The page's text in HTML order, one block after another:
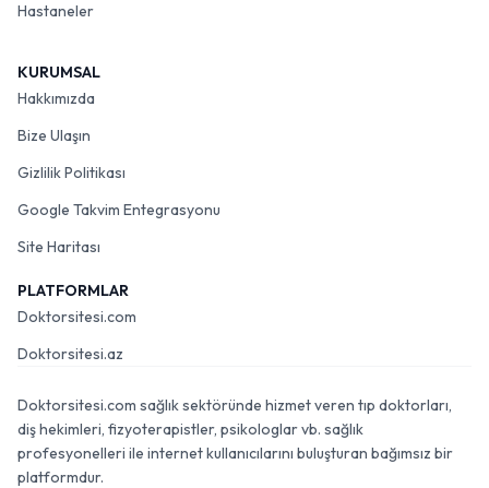
Hastaneler
KURUMSAL
Hakkımızda
Bize Ulaşın
Gizlilik Politikası
Google Takvim Entegrasyonu
Site Haritası
PLATFORMLAR
Doktorsitesi.com
Doktorsitesi.az
Doktorsitesi.com sağlık sektöründe hizmet veren tıp doktorları,
diş hekimleri, fizyoterapistler, psikologlar vb. sağlık
profesyonelleri ile internet kullanıcılarını buluşturan bağımsız bir
platformdur.